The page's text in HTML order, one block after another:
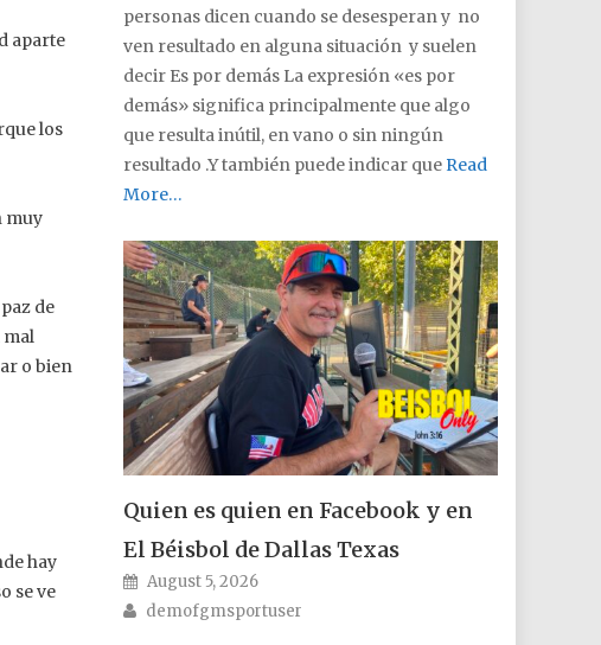
aparte
los
muy
de
mal
o bien
hay
se ve
personas dicen cuando se desesperan y no
ven resultado en alguna situación y suelen
decir Es por demás La expresión «es por
demás» significa principalmente que algo
que resulta inútil, en vano o sin ningún
resultado .Y también puede indicar que Read
More…
Quien es quien en Facebook y en
El Béisbol de Dallas Texas
Posted on
August 5, 2026
Author
demofgmsportuser